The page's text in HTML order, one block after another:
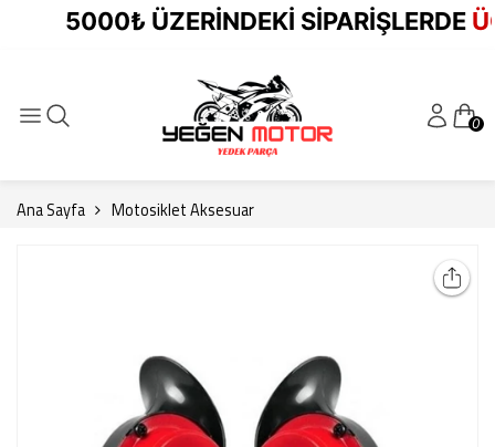
5000₺ ÜZERİNDEKİ SİPARİŞLERDE
0
Ana Sayfa Motosiklet Aksesuar